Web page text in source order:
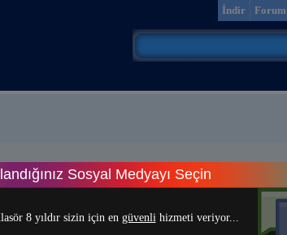
Forum
İndir
Sosyal Medyayı Seçin
8 yıldır sizin için en güvenlihizmeti veriyor...